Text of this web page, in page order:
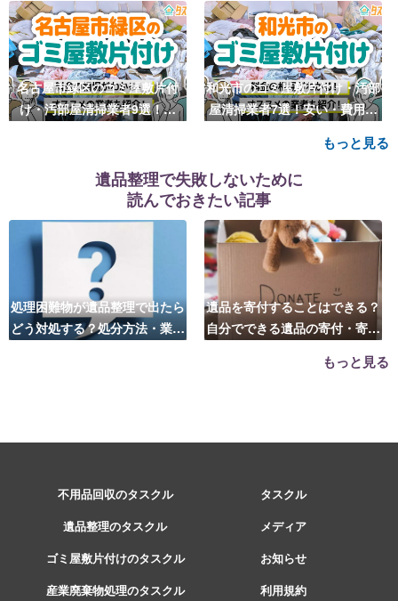
名古屋市緑区のゴミ屋敷片付
け・汚部屋清掃業者9選！安
和光市のゴミ屋敷片付け・汚部
屋清掃業者7選！安い・費用相
もっと見る
遺品整理で失敗しないために
読んでおきたい記事
処理困難物が遺品整理で出たら
どう対処する？処分方法・業者
遺品を寄付することはできる？
自分でできる遺品の寄付・寄贈
もっと見る
不用品回収のタスクル
遺品整理のタスクル
ゴミ屋敷片付けのタスクル
産業廃棄物処理のタスクル
タスクル
メディア
お知らせ
利用規約